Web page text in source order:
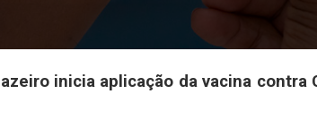
inicia aplicação da vacina contra